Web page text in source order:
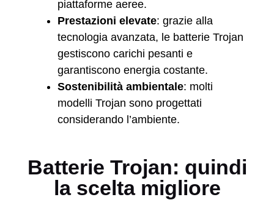
piattaforme aeree.
Prestazioni elevate: grazie alla
tecnologia avanzata, le batterie Trojan
gestiscono carichi pesanti e
garantiscono energia costante.
Sostenibilità ambientale: molti
modelli Trojan sono progettati
considerando l’ambiente.
Batterie Trojan: quindi
la scelta migliore